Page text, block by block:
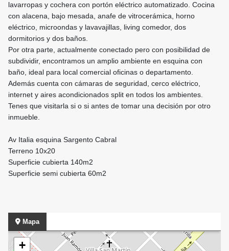
lavarropas y cochera con portón eléctrico automatizado. Cocina
con alacena, bajo mesada, anafe de vitrocerámica, horno
eléctrico, microondas y lavavajillas, living comedor, dos
dormitorios y dos baños.
Por otra parte, actualmente conectado pero con posibilidad de
subdividir, encontramos un amplio ambiente en esquina con
baño, ideal para local comercial oficinas o departamento.
Además cuenta con cámaras de seguridad, cerco eléctrico,
internet y aires acondicionados split en todos los ambientes.
Tenes que visitarla si o si antes de tomar una decisión por otro
inmueble.
Av Italia esquina Sargento Cabral
Terreno 10x20
Superficie cubierta 140m2
Superficie semi cubierta 60m2
Mapa
+